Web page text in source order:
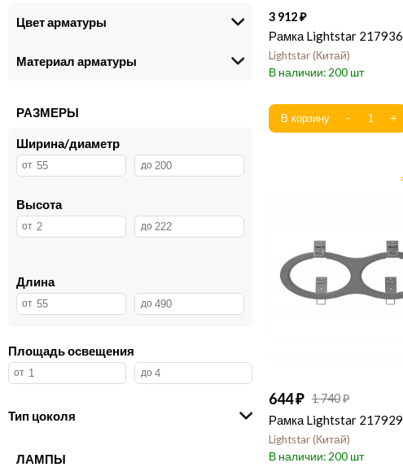
Цвет арматуры
Материал арматуры
РАЗМЕРЫ
Ширина/диаметр
Высота
Длина
Площадь освещения
Тип цоколя
ЛАМПЫ
3 912
Рамка Lightstar 217936
Lightstar Китай
200
644 1 740
Рамка Lightstar 217929
Lightstar Китай
200